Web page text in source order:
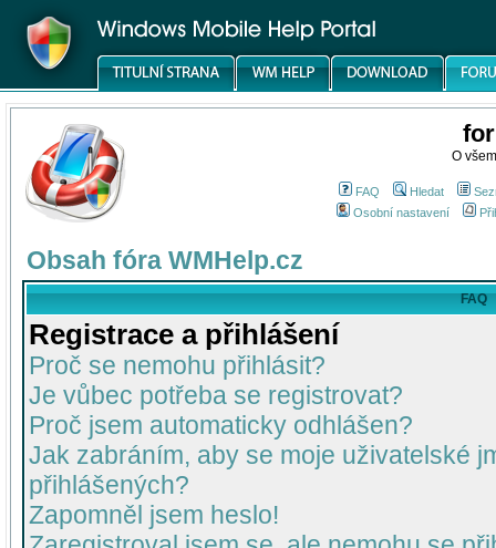
O
FAQ Hledat
Osobní nastavení
Obsah fóra WMHelp.cz
FAQ
Registrace a přihlášení
Proč se nemohu přihlásit?
Je vůbec potřeba se registrovat?
Proč jsem automaticky odhlášen?
Jak zabráním, aby se moje uživatelské
přihlášených?
Zapomněl jsem heslo!